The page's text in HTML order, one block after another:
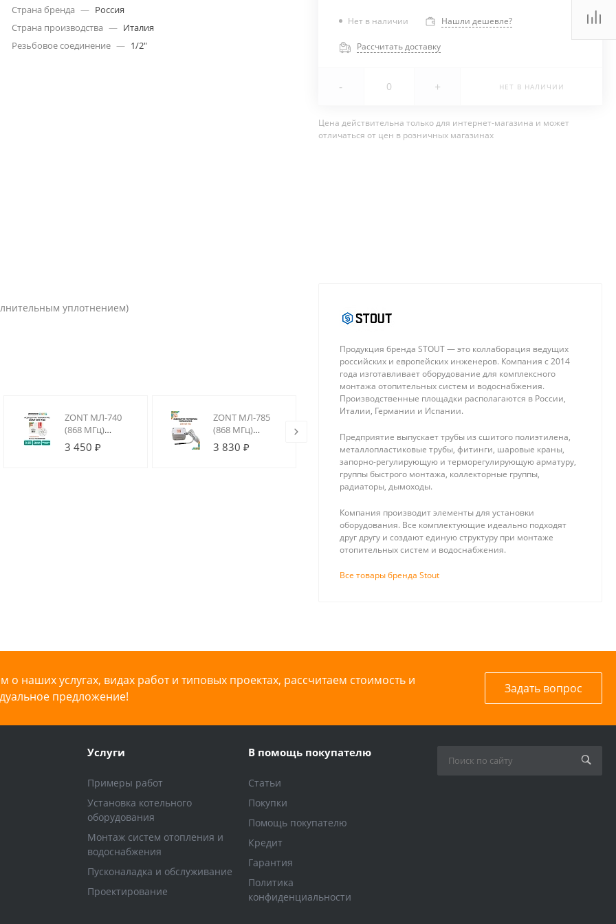
Страна бренда — Россия
Страна производства — Италия
Резьбовое соединение — 1/2"
Нет в наличии Нашли дешевле?
Рассчитать доставку
- + НЕТ В НАЛИЧИИ
Цена действительна только для интернет-магазина и может
отличаться от цен в розничных магазинах
уплотнением)
ZONT МЛ-740
(868 МГц)
Радиодатчик
температуры
3 450 ₽
ZONT МЛ-785
(868 МГц)
Радиодатчик
температуры
3 830 ₽
Stout mini 25-40
циркуляционный
частотный
19 635 ₽
циркуляционный
3-х скоростной, с
гайками
11 275 ₽
Продукция бренда STOUT — это коллаборация ведущих
российских и европейских инженеров. Компания с 2014
года изготавливает оборудование для комплексного
монтажа отопительных систем и водоснабжения.
Производственные площадки располагаются в России,
Италии, Германии и Испании.
Предприятие выпускает трубы из сшитого полиэтилена,
металлопластиковые трубы, фитинги, шаровые краны,
запорно-регулирующую и терморегулирующую арматуру,
группы быстрого монтажа, коллекторные группы,
радиаторы, дымоходы.
Компания производит элементы для установки
оборудования. Все комплектующие идеально подходят
друг другу и создают единую структуру при монтаже
отопительных систем и водоснабжения.
Все товары бренда Stout
о наших услугах, видах работ и типовых проектах, рассчитаем стоимость и
предложение!
Задать вопрос
Услуги
Примеры работ
Установка котельного
оборудования
Монтаж систем отопления и
водоснабжения
Пусконаладка и обслуживание
Проектирование
В помощь покупателю
Статьи
Покупки
Помощь покупателю
Кредит
Гарантия
Политика
конфиденциальности